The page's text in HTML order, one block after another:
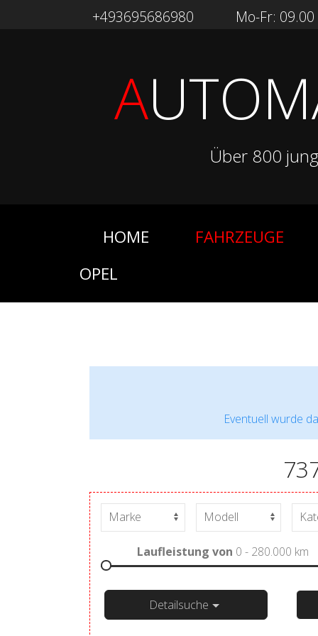
+493695686980 Mo-Fr:
A
Über 800
HOME
FAHRZEUGE
OPEL
Eventuell wurde
Laufleistung von 0 - 280.000 km
Detailsuche